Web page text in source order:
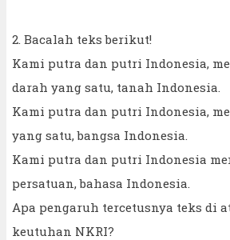
2. Bacalah teks berikut!
Kami putra dan putri Indonesia,
darah yang satu, tanah Indonesia.
Kami putra dan putri Indonesia,
yang satu, bangsa Indonesia.
Kami putra dan putri Indonesia
persatuan, bahasa Indonesia.
Apa pengaruh tercetusnya teks di
keutuhan NKRI?